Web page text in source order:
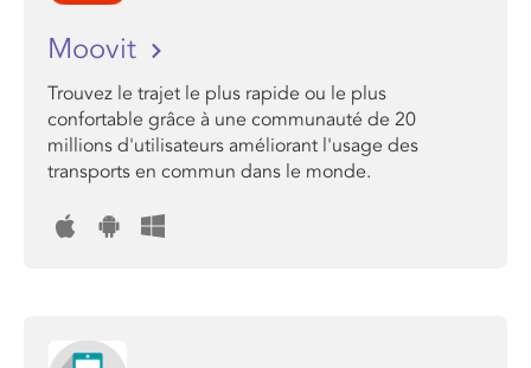
Moovit
Trouvez le trajet le plus rapide ou le plus
confortable grâce à une communauté de 20
millions d'utilisateurs améliorant l'usage des
transports en commun dans le monde.